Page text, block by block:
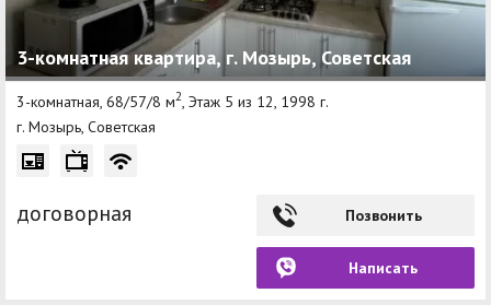
3-комнатная квартира, г. Мозырь, Советская
3-комнатная, 68/57/8 м2 , Этаж 5 из 12, 1998 г.
г. Мозырь, Советская
договорная Позвонить
Написать